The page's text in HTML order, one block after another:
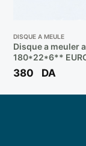
DISQUE A MEULE
Disque a meuler
180*22*6**
380 DA